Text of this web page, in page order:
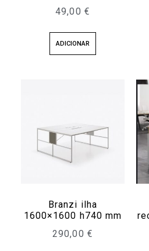
49,00 €
ADICIONAR
Branzi ilha
1600×1600 h740 mm
290,00 €